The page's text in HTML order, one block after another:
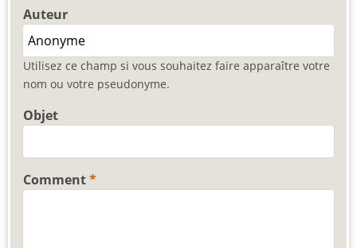
Auteur
Utilisez ce champ si vous souhaitez faire apparaître votre
nom ou votre pseudonyme.
Objet
Comment